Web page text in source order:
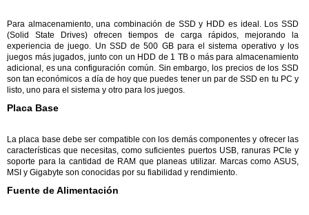
Para almacenamiento, una combinación de SSD y HDD es ideal. Los SSD
(Solid State Drives) ofrecen tiempos de carga rápidos, mejorando la
experiencia de juego. Un SSD de 500 GB para el sistema operativo y los
juegos más jugados, junto con un HDD de 1 TB o más para almacenamiento
adicional, es una configuración común. Sin embargo, los precios de los SSD
son tan económicos a día de hoy que puedes tener un par de SSD en tu PC y
listo, uno para el sistema y otro para los juegos.
Placa Base
La placa base debe ser compatible con los demás componentes y ofrecer las
características que necesitas, como suficientes puertos USB, ranuras PCIe y
soporte para la cantidad de RAM que planeas utilizar. Marcas como ASUS,
MSI y Gigabyte son conocidas por su fiabilidad y rendimiento.
Fuente de Alimentación